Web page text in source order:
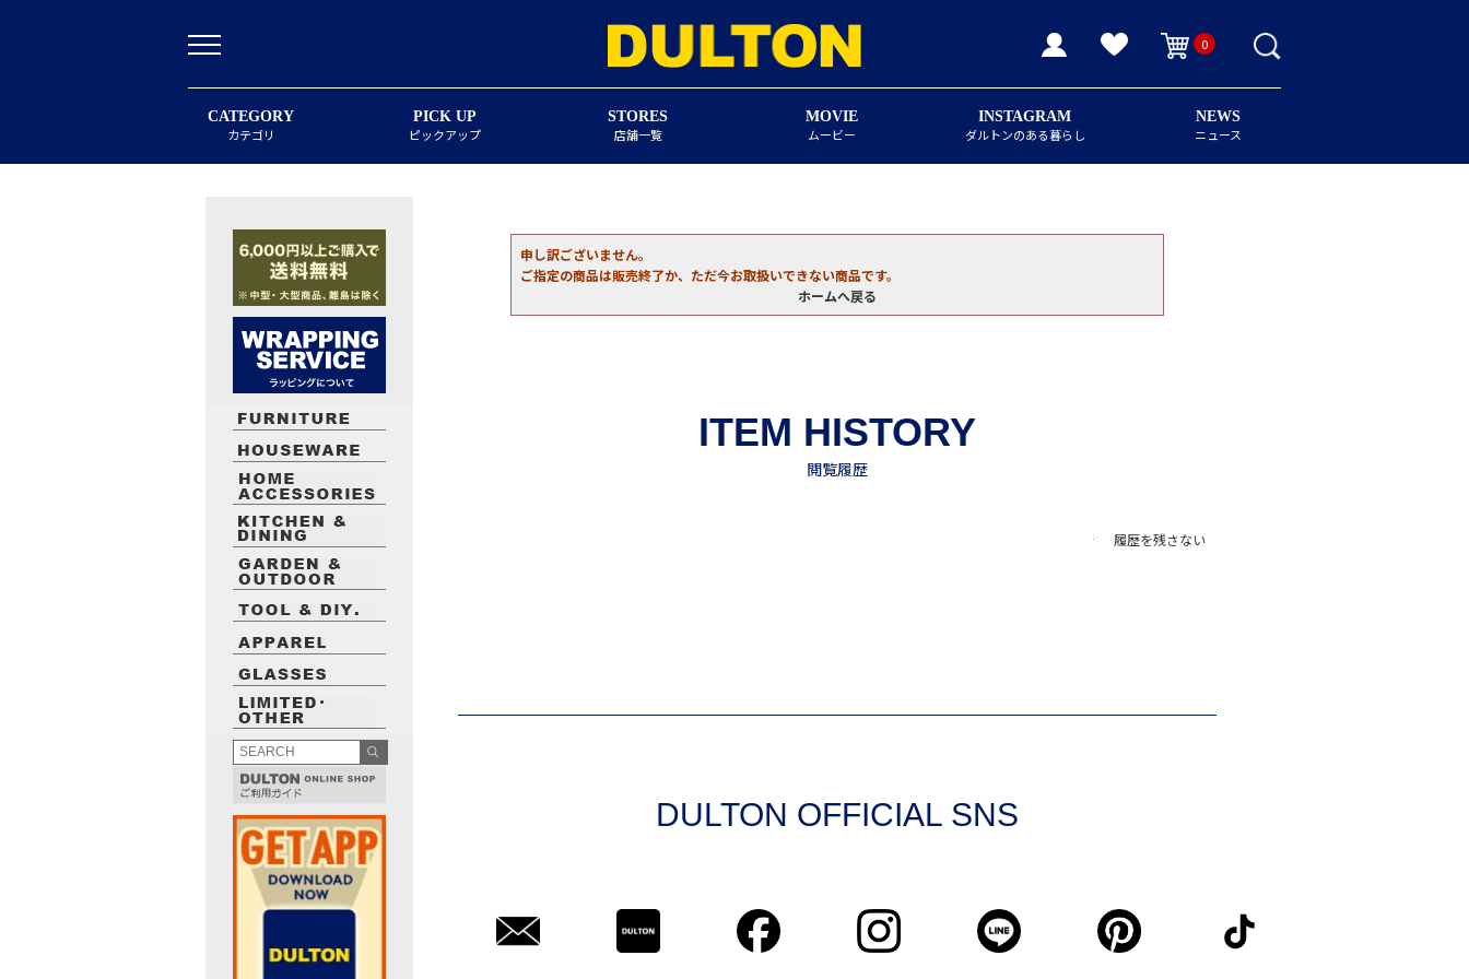
0
CATEGORY
カテゴリ
PICK UP
ピックアップ
STORES
店舗一覧
MOVIE
ムービー
INSTAGRAM
ダルトンのある暮らし
NEWS
ニュース
申し訳ございません。
ご指定の商品は販売終了か、ただ今お取扱いできない商品です。
ホームへ戻る
履歴を残さない
DULTON OFFICIAL SNS